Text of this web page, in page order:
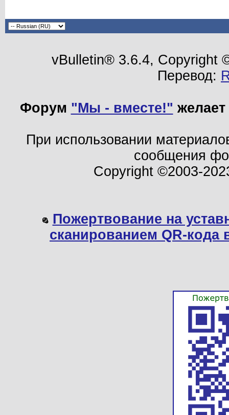
vBulletin® 3.6.4, Copyright
Перевод:
Форум "Мы - вместе!"
При использовании
сообщения
Copyright ©2003-
Пожертвование на
сканированием QR-